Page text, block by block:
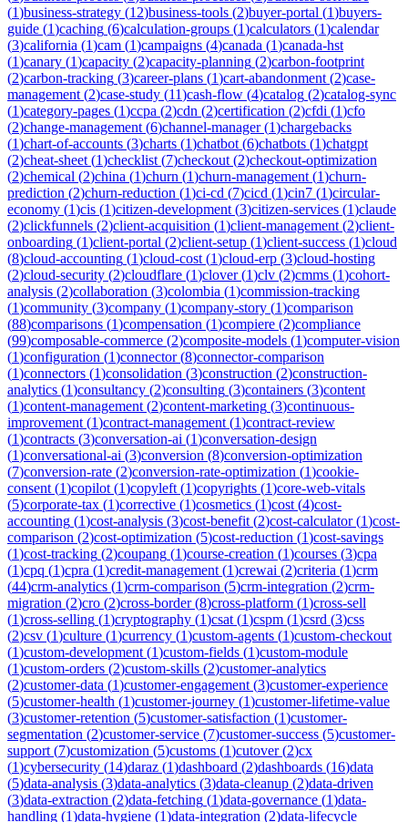
(1)business-strategy (12)business-tools (2)buyer-portal (1)buyers-
guide (1)caching (6)calculation-groups (1)calculators (1)calendar
(3)california (1)cam (1)campaigns (4)canada (1)canada-hst
(1)canary (1)capacity (2)capacity-planning (2)carbon-footprint
(2)carbon-tracking (3)career-plans (1)cart-abandonment (2)case-
management (2)case-study (11)cash-flow (4)catalog (2)catalog-sync
(1)category-pages (1)ccpa (2)cdn (2)certification (2)cfdi (1)cfo
(2)change-management (6)channel-manager(1)chargebacks
(1)chart-of-accounts (3)charts (1)chatbot (6)chatbots (1)chatgpt
(2)cheat-sheet (1)checklist (7)checkout (2)checkout-optimization
(2)chemical (2)china (1)churn (1)churn-management (1)churn-
prediction (2)churn-reduction (1)ci-cd (7)cicd (1)cin7 (1)circular-
economy (1)cis (1)citizen-development (3)citizen-services (1)claude
(2)clickfunnels (2)client-acquisition (1)client-management (2)client-
onboarding (1)client-portal (2)client-setup (1)client-success (1)cloud
(8)cloud-accounting (1)cloud-cost (1)cloud-erp (3)cloud-hosting
(2)cloud-security (2)cloudflare (1)clover(1)clv (2)cmms (1)cohort-
analysis (2)collaboration (3)colombia (1)commission-tracking
(1)community (3)company (1)company-story (1)comparison
(88)comparisons (1)compensation (1)compiere (2)compliance
(99)composable-commerce (2)composite-models (1)computer-vision
(1)configuration (1)connector(8)connector-comparison
(1)connectors (1)consolidation (3)construction (2)construction-
analytics (1)consultancy (2)consulting (3)containers (3)content
(1)content-management (2)content-marketing (3)continuous-
improvement (1)contract-management (1)contract-review
(1)contracts (3)conversation-ai (1)conversation-design
(1)conversational-ai (3)conversion (8)conversion-optimization
(7)conversion-rate (2)conversion-rate-optimization (1)cookie-
consent (1)copilot (1)copyleft (1)copyrights (1)core-web-vitals
(5)corporate-tax (1)corrective (1)cosmetics (1)cost (4)cost-
accounting (1)cost-analysis (3)cost-benefit (2)cost-calculator(1)cost-
comparison (2)cost-optimization (5)cost-reduction (1)cost-savings
(1)cost-tracking (2)coupang (1)course-creation (1)courses (3)cpa
(1)cpq (1)cpra (1)credit-management (1)crewai (2)criteria (1)crm
(44)crm-analytics (1)crm-comparison (5)crm-integration (2)crm-
migration (2)cro (2)cross-border(8)cross-platform (1)cross-sell
(1)cross-selling (1)cryptography (1)csat (1)cspm (1)csrd (3)css
(2)csv (1)culture (1)currency (1)custom-agents (1)custom-checkout
(1)custom-development (1)custom-fields (1)custom-module
(1)custom-orders (2)custom-skills (2)customer-analytics
(2)customer-data (1)customer-engagement (3)customer-experience
(5)customer-health (1)customer-journey (1)customer-lifetime-value
(3)customer-retention (5)customer-satisfaction (1)customer-
segmentation (2)customer-service (7)customer-success (5)customer-
support (7)customization (5)customs (1)cutover(2)cx
(1)cybersecurity (14)daraz (1)dashboard (2)dashboards (16)data
(5)data-analysis (3)data-analytics (3)data-cleanup (2)data-driven
(3)data-extraction (2)data-fetching (1)data-governance (1)data-
handling (1)data-hygiene (1)data-integration (2)data-lifecycle